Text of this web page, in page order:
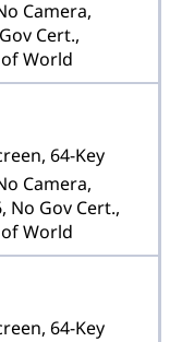
Camera,
Cert.,
World
64-Key
Camera,
No Gov Cert.,
World
64-Key